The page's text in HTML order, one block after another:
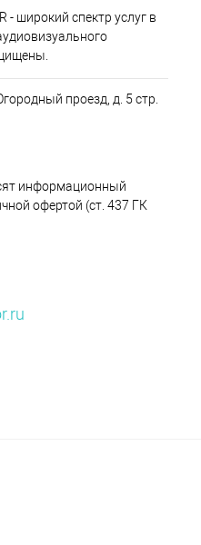
- широкий спектр услуг в
проезд, д. 5 стр.
информационный
офертой (ст. 437 ГК